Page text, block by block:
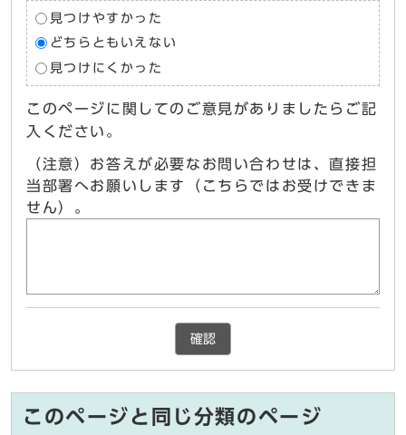
見つけやすかった
どちらともいえない
見つけにくかった
このページに関してのご意見がありましたらご記
入ください。
（注意）お答えが必要なお問い合わせは、直接担
当部署へお願いします（こちらではお受けできま
せん）。
確認
このページと同じ分類のページ